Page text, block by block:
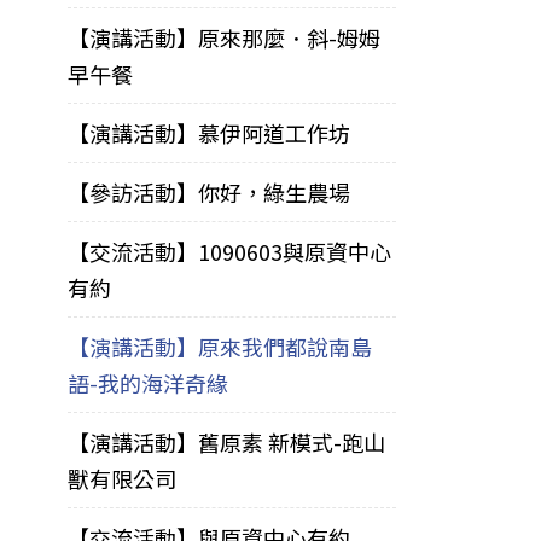
【演講活動】原來那麼．斜-姆姆
早午餐
【演講活動】慕伊阿道工作坊
【參訪活動】你好，綠生農場
【交流活動】1090603與原資中心
有約
【演講活動】原來我們都說南島
語-我的海洋奇緣
【演講活動】舊原素 新模式-跑山
獸有限公司